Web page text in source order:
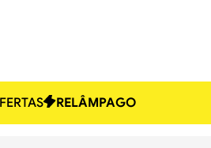
RELÂMPAGO